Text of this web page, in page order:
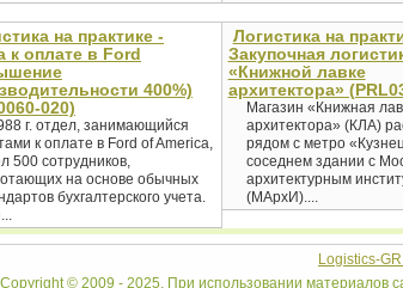
на практике -
к оплате в Ford
400%)
020)
г. отдел, занимающийся
к оплате в Ford of America,
500 сотрудников,
на основе обычных
бухгалтерского учета.
Логистика на
Закупочная
«Книжной лавке
архитектора»
Магазин «Книжная
архитектора» (КЛА)
рядом с метро
соседнем здании с
архитектурным
(МАрхИ)....
Logistics-
Copyright © 2009 - 2025. При использовании материалов